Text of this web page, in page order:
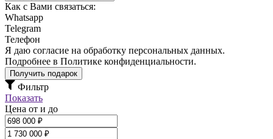
Как с Вами связаться:
Whatsapp
Telegram
Телефон
Я даю согласие на обработку персональных данных.
Подробнее в Политике конфиденциальности.
Получить подарок
Фильтр
Показать
Цена от и до